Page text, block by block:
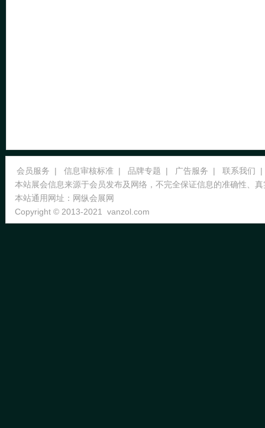
会员服务 | 信息审核标准 | 品牌专题 | 广告服务 | 联系我们
|
本站展会信息来源于会员发布及网络，不完全保证信息的准确性、
本站通用网址： 网纵会展网
Copyright © 2013-2021 vanzol.com